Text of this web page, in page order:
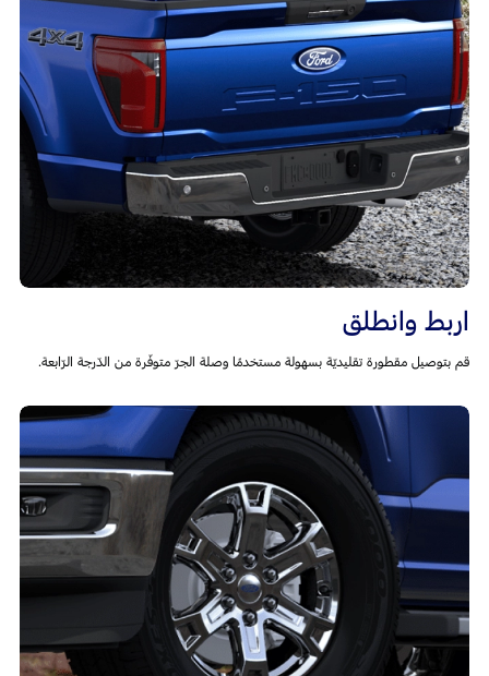
اربط وانطلق
قم بتوصيل مقطورة تقليديّة بسهولة مستخدمًا وصلة الجرّ متوفّرة من الدّرجة الرّابعة.